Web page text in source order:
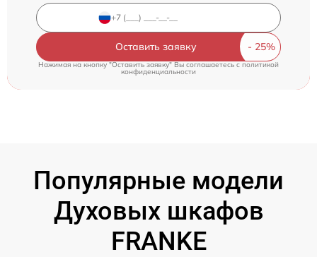
Оставить заявку
Нажимая на кнопку "Оставить заявку" Вы соглашаетесь cполитикой
конфиденциальности
Популярные модели
Духовых шкафов
FRANKE